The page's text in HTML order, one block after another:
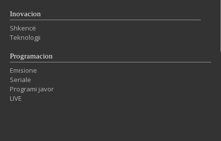
Inovacion
Shkencë
Teknologji
Programacion
Emisione
Seriale
Programi javor
LIVE